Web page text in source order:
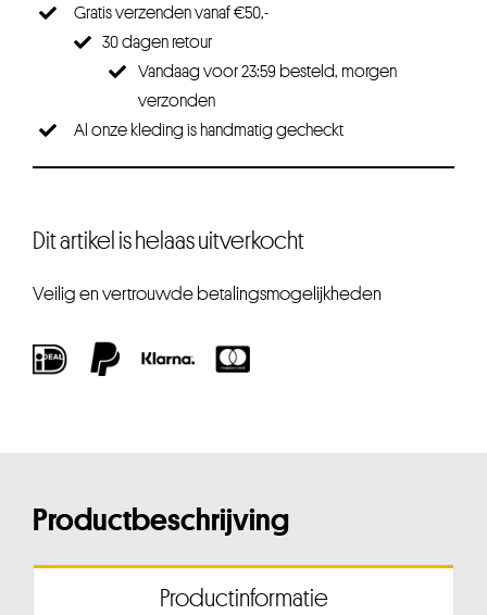
Gratis verzenden vanaf €50,-
30 dagen retour
Vandaag voor 23:59 besteld, morgen
verzonden
Al onze kleding is handmatig gecheckt
Dit artikel is helaas uitverkocht
Veilig en vertrouwde betalingsmogelijkheden
Productbeschrijving
Productinformatie